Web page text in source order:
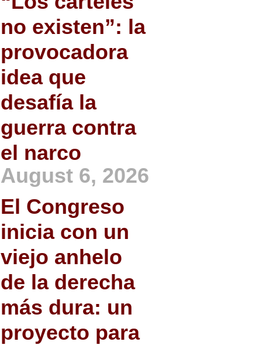
no existen”: la
provocadora
idea que
desafía la
guerra contra
el narco
August 6, 2026
El Congreso
inicia con un
viejo anhelo
de la derecha
más dura: un
proyecto para